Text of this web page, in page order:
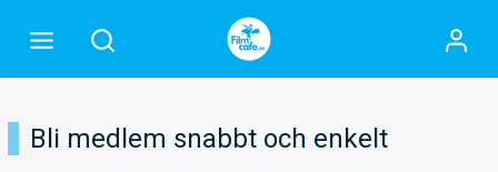
Bli medlem snabbt och enkelt